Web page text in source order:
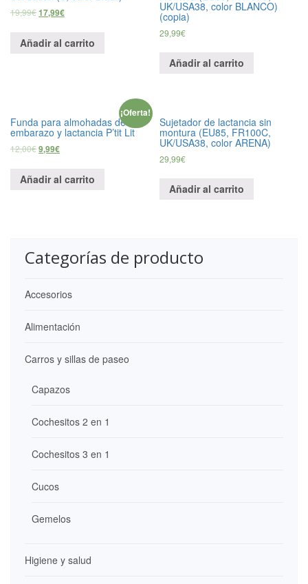
19,99€17,99€
Añadir al carrito
UK/USA38, color BLANCO)
(copia)
29,99€
Añadir al carrito
¡Oferta!
Funda para almohadas de
embarazo y lactancia P’tit Lit
12,00€9,99€
Añadir al carrito
Sujetador de lactancia sin
montura (EU85, FR100C,
UK/USA38, color ARENA)
29,99€
Añadir al carrito
Categorías de producto
Accesorios
Alimentación
Carros y sillas de paseo
Capazos
Cochesitos 2 en 1
Cochesitos 3 en 1
Cucos
Gemelos
Higiene y salud